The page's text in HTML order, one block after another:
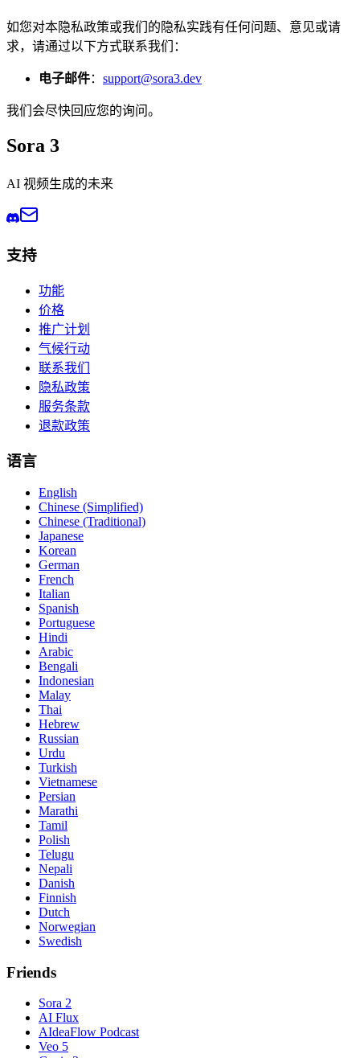
如您对本隐私政策或我们的隐私实践有任何问题、意见或请
求，请通过以下方式联系我们：
电子邮件： support@sora3.dev
我们会尽快回应您的询问。
Sora 3
AI 视频生成的未来
支持
功能
价格
推广计划
气候行动
联系我们
隐私政策
服务条款
退款政策
语言
English
Chinese (Simplified)
Chinese (Traditional)
Japanese
Korean
German
French
Italian
Spanish
Portuguese
Hindi
Arabic
Bengali
Indonesian
Malay
Thai
Hebrew
Russian
Urdu
Turkish
Vietnamese
Persian
Marathi
Tamil
Polish
Telugu
Nepali
Danish
Finnish
Dutch
Norwegian
Swedish
Friends
Sora 2
AI Flux
AIdeaFlow Podcast
Veo 5